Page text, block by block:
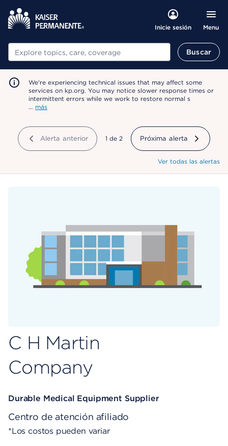
Inicie sesión Menu
Buscar Buscar
We're experiencing technical issues that may affect some
services on kp.org. You may notice slower response times or
intermittent errors while we work to restore normal s
… más
Alerta anterior mostrando
1 de 2 Próxima alerta
Ver todas las alertas
C H Martin
Company
Durable Medical Equipment Supplier
Centro de atención afiliado
*Los costos pueden variar